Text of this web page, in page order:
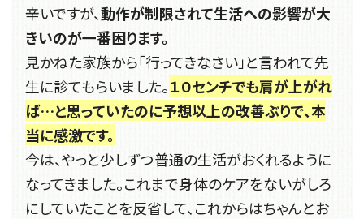
辛いですが、動作が制限されて生活への影響が大
きいのが一番困ります。
見かねた家族から「行ってきなさい」と言われて先
生に診てもらいました。１０センチでも肩が上がれ
ば…と思っていたのに予想以上の改善ぶりで、本
当に感激です。
今は、やっと少しずつ普通の生活がおくれるように
なってきました。これまで身体のケアをないがしろ
にしていたことを反省して、これからはちゃんとお